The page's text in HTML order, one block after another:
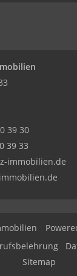
39 30
39 33
immobilien.de
Sitemap